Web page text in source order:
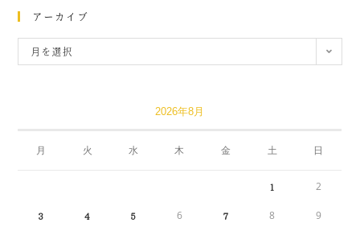
アーカイブ
月を選択
2026年8月
月 火 水 木 金 土 日
1 2
3 4 5 6 7 8 9